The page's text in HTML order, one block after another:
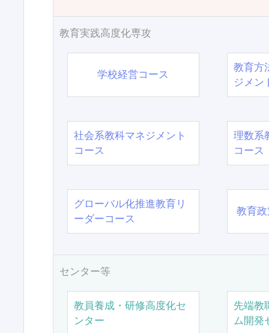
教育実践高度化専攻
学校経営コース
教育方
ジメン
社会系教科マネジメント
コース
理数系
コース
グローバル化推進教育リ
ーダーコース
教育
センター等
教員養成・研修高度化セ
ンター
先端教
ム開発